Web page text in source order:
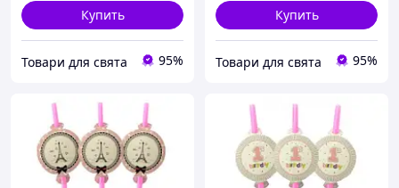
Купить
Товари для свята 95%
Купить
Товари для свята 95%